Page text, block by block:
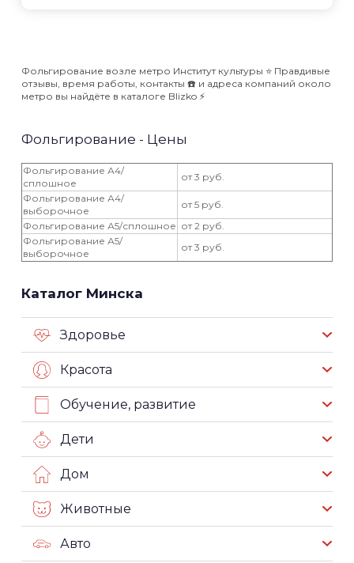
Фольгирование возле метро Институт культуры ⭐️ Правдивые
отзывы, время работы, контакты ☎️ и адреса компаний около
метро вы найдёте в каталоге Blizko ⚡️
Фольгирование - Цены
Фольгирование А4/
сплошное
от 3 руб.
Фольгирование А4/
выборочное
от 5 руб.
Фольгирование А5/сплошное от 2 руб.
Фольгирование А5/
выборочное
от 3 руб.
Каталог Минска
Здоровье
Красота
Обучение, развитие
Дети
Дом
Животные
Авто